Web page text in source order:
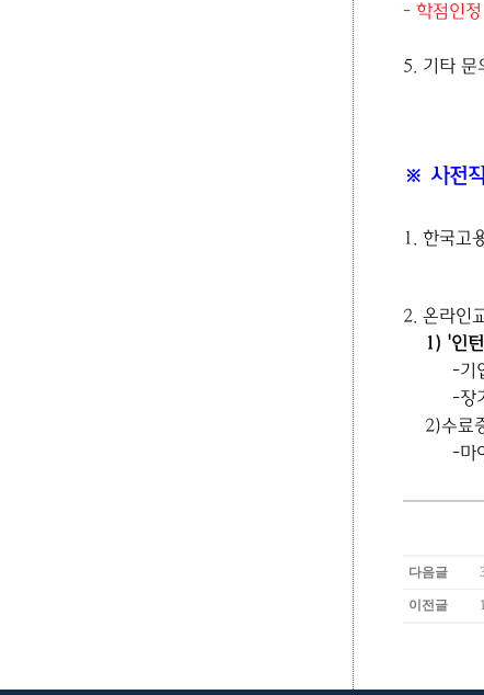
- 학점인
5. 기타
※ 사전
1. 한국고
2. 온라인
1) '인
-기
-장
2)수료
-마
다음글
이전글